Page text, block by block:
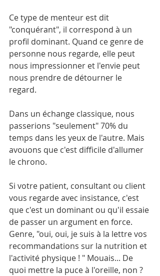
Ce type de menteur est dit
"conquérant", il correspond à un
profil dominant. Quand ce genre de
personne nous regarde, elle peut
nous impressionner et l'envie peut
nous prendre de détourner le
regard.
Dans un échange classique, nous
passerions "seulement" 70% du
temps dans les yeux de l'autre. Mais
avouons que c'est difficile d'allumer
le chrono.
Si votre patient, consultant ou client
vous regarde avec insistance, c'est
que c'est un dominant ou qu'il essaie
de passer un argument en force.
Genre, "oui, oui, je suis à la lettre vos
recommandations sur la nutrition et
l'activité physique ! " Mouais... De
quoi mettre la puce à l'oreille, non ?